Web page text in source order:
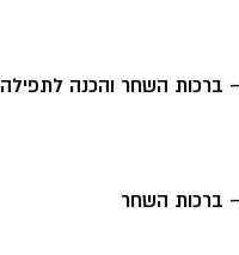
ברכות השחר והכנה לתפילה
ברכות השחר